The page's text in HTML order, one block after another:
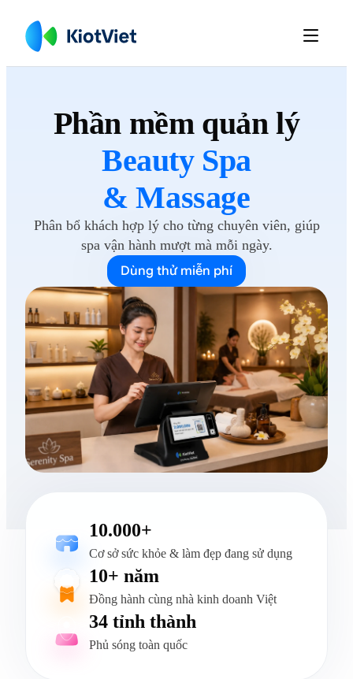

Phần mềm quản lý
Beauty Spa
& Massage
Phân bổ khách hợp lý cho từng chuyên viên, giúp
spa vận hành mượt mà mỗi ngày.
Dùng thử miễn phí
10.000+
Cơ sở sức khỏe & làm đẹp đang sử dụng
10+ năm
Đồng hành cùng nhà kinh doanh Việt
34 tỉnh thành
Phủ sóng toàn quốc